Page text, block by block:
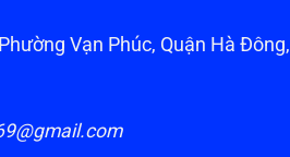
Vạn Phúc, Quận Hà Đông,